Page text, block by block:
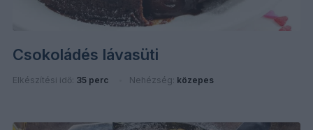
Csokoládés lávasüti
Elkészítési idő: 35 perc Nehézség: közepes